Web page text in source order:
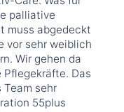
palliative
muss abgedeckt
vor sehr weiblich
Wir gehen da
Das
sehr
55plus